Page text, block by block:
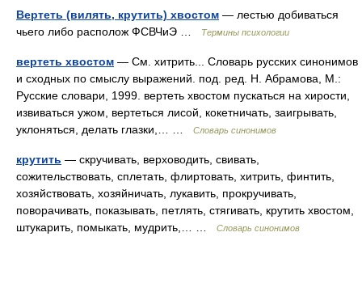
Вертеть (вилять, крутить) хвостом — лестью добиваться
чьего либо располож ФСВЧиЭ …
Термины психологии
вертеть хвостом — См. хитрить... Словарь русских синонимов
и сходных по смыслу выражений. под. ред. Н. Абрамова, М.:
Русские словари, 1999. вертеть хвостом пускаться на хирости,
извиваться ужом, вертеться лисой, кокетничать, заигрывать,
уклоняться, делать глазки,… …
Словарь синонимов
крутить — скручивать, верховодить, свивать,
сожительствовать, сплетать, флиртовать, хитрить, финтить,
хозяйствовать, хозяйничать, лукавить, прокручивать,
поворачивать, показывать, петлять, стягивать, крутить хвостом,
штукарить, помыкать, мудрить,… …
Словарь синонимов